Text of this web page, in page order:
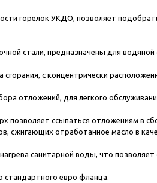
горелок УКДО, позволяет
стали, предназначены для водяной
с концентрически
отложений, для легкого
позволяет ссыпаться отложениям в
сжигающих отработанное масло в
санитарной воды, что
стандартного евро фланца.